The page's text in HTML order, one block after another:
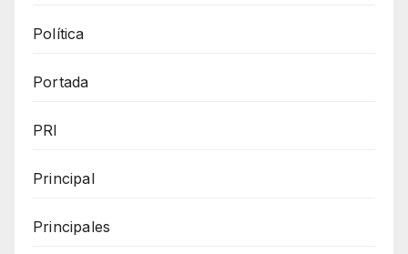
Política
Portada
PRI
Principal
Principales